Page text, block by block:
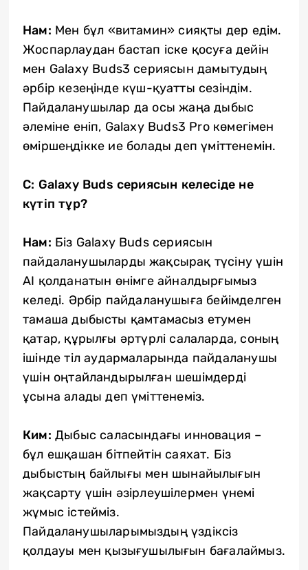
Нам: Мен бұл «витамин» сияқты дер едім.
Жоспарлаудан бастап іске қосуға дейін
мен Galaxy Buds3 сериясын дамытудың
әрбір кезеңінде күш-қуатты сезіндім.
Пайдаланушылар да осы жаңа дыбыс
әлеміне еніп, Galaxy Buds3 Pro көмегімен
өміршеңдікке ие болады деп үміттенемін.
C: Galaxy Buds сериясын келесіде не
күтіп тұр?
Нам: Біз Galaxy Buds сериясын
пайдаланушыларды жақсырақ түсіну үшін
AI қолданатын өнімге айналдырғымыз
келеді. Әрбір пайдаланушыға бейімделген
тамаша дыбысты қамтамасыз етумен
қатар, құрылғы әртүрлі салаларда, соның
ішінде тіл аудармаларында пайдаланушы
үшін оңтайландырылған шешімдерді
ұсына алады деп үміттенеміз.
Ким: Дыбыс саласындағы инновация –
бұл ешқашан бітпейтін саяхат. Біз
дыбыстың байлығы мен шынайылығын
жақсарту үшін әзірлеушілермен үнемі
жұмыс істейміз.
Пайдаланушыларымыздың үздіксіз
қолдауы мен қызығушылығын бағалаймыз.